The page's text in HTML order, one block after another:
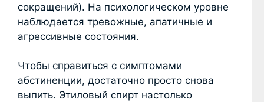
сокращений). На психологическом уровне
наблюдается тревожные, апатичные и
агрессивные состояния.
Чтобы справиться с симптомами
абстиненции, достаточно просто снова
выпить. Этиловый спирт настолько